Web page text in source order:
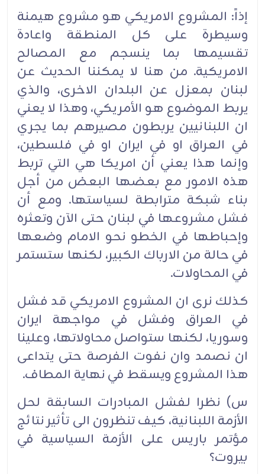
إذاً: المشروع الامريكي هو مشروع هيمنة
وسيطرة على كل المنطقة واعادة
تقسيمها بما ينسجم مع المصالح
الامريكية. من هنا لا يمكننا الحديث عن
لبنان بمعزل عن البلدان الاخرى، والذي
يربط الموضوع هو الأمريكي، وهذا لا يعني
ان اللبنانيين يربطون مصيرهم بما يجري
في العراق او في ايران او في فلسطين،
وإنما هذا يعني أن امريكا هي التي تربط
هذه الامور مع بعضها البعض من أجل
بناء شبكة مترابطة لسياستها. ومع أن
فشل مشروعها في لبنان حتى الآن وتعثره
وإحباطها في الخطو نحو الامام وضعها
في حالة من الارباك الكبير، لكنها ستستمر
في المحاولات.
كذلك نرى ان المشروع الامريكي قد فشل
في العراق وفشل في مواجهة ايران
وسوريا، لكنها ستواصل محاولاتها، وعلينا
ان نصمد وان نفوت الفرصة حتى يتداعى
هذا المشروع ويسقط في نهاية المطاف.
س) نظرا لفشل المبادرات السابقة لحل
الأزمة اللبنانية، كيف تنظرون الى تأثير نتائج
مؤتمر باريس على الأزمة السياسية في
بيروت؟